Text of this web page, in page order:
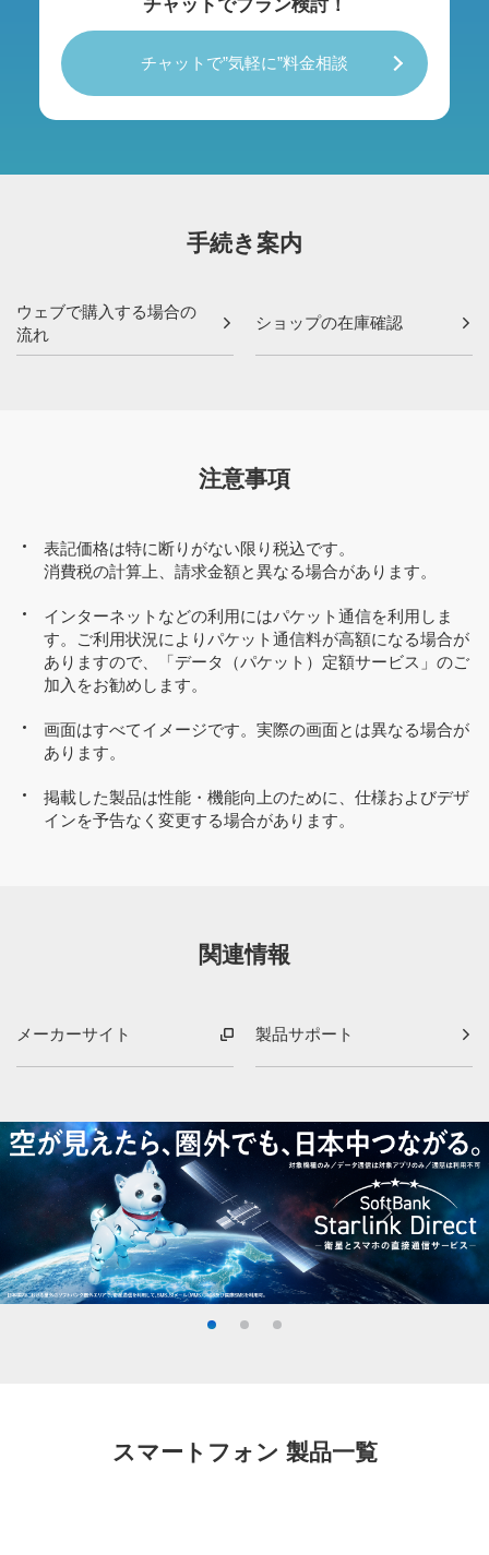
チャットでプラン検討！
チャットで”気軽に”料金相談
手続き案内
ウェブで購入する場合の
流れ
ショップの在庫確認
注意事項
表記価格は特に断りがない限り税込です。
消費税の計算上、請求金額と異なる場合があります。
インターネットなどの利用にはパケット通信を利用しま
す。ご利用状況によりパケット通信料が高額になる場合が
ありますので、「データ（パケット）定額サービス」のご
加入をお勧めします。
画面はすべてイメージです。実際の画面とは異なる場合が
あります。
掲載した製品は性能・機能向上のために、仕様およびデザ
インを予告なく変更する場合があります。
関連情報
メーカーサイト 製品サポート
スマートフォン 製品一覧